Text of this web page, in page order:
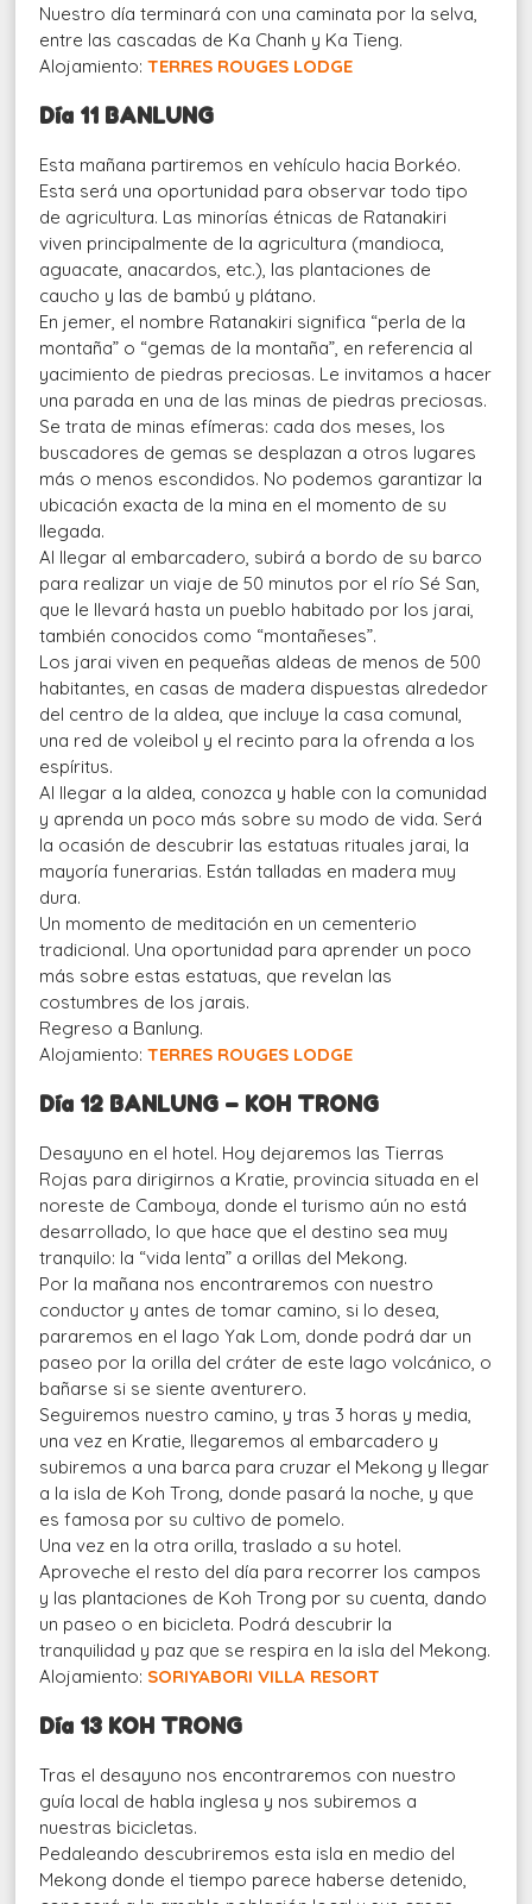
Nuestro día terminará con una caminata por la selva,
entre las cascadas de Ka Chanh y Ka Tieng.
Alojamiento: TERRES ROUGES LODGE
Día 11 BANLUNG
Esta mañana partiremos en vehículo hacia Borkéo.
Esta será una oportunidad para observar todo tipo
de agricultura. Las minorías étnicas de Ratanakiri
viven principalmente de la agricultura (mandioca,
aguacate, anacardos, etc.), las plantaciones de
caucho y las de bambú y plátano.
En jemer, el nombre Ratanakiri significa “perla de la
montaña” o “gemas de la montaña”, en referencia al
yacimiento de piedras preciosas. Le invitamos a hacer
una parada en una de las minas de piedras preciosas.
Se trata de minas efímeras: cada dos meses, los
buscadores de gemas se desplazan a otros lugares
más o menos escondidos. No podemos garantizar la
ubicación exacta de la mina en el momento de su
llegada.
Al llegar al embarcadero, subirá a bordo de su barco
para realizar un viaje de 50 minutos por el río Sé San,
que le llevará hasta un pueblo habitado por los jarai,
también conocidos como “montañeses”.
Los jarai viven en pequeñas aldeas de menos de 500
habitantes, en casas de madera dispuestas alrededor
del centro de la aldea, que incluye la casa comunal,
una red de voleibol y el recinto para la ofrenda a los
espíritus.
Al llegar a la aldea, conozca y hable con la comunidad
y aprenda un poco más sobre su modo de vida. Será
la ocasión de descubrir las estatuas rituales jarai, la
mayoría funerarias. Están talladas en madera muy
dura.
Un momento de meditación en un cementerio
tradicional. Una oportunidad para aprender un poco
más sobre estas estatuas, que revelan las
costumbres de los jarais.
Regreso a Banlung.
Alojamiento:TERRES ROUGES LODGE
Día 12 BANLUNG – KOH TRONG
Desayuno en el hotel. Hoy dejaremos las Tierras
Rojas para dirigirnos a Kratie, provincia situada en el
noreste de Camboya, donde el turismo aún no está
desarrollado, lo que hace que el destino sea muy
tranquilo: la “vida lenta” a orillas del Mekong.
Por la mañana nos encontraremos con nuestro
conductor y antes de tomar camino, si lo desea,
pararemos en el lago Yak Lom, donde podrá dar un
paseo por la orilla del cráter de este lago volcánico, o
bañarse si se siente aventurero.
Seguiremos nuestro camino, y tras 3 horas y media,
una vez en Kratie, llegaremos al embarcadero y
subiremos a una barca para cruzar el Mekong y llegar
a la isla de Koh Trong, donde pasará la noche, y que
es famosa por su cultivo de pomelo.
Una vez en la otra orilla, traslado a su hotel.
Aproveche el resto del día para recorrer los campos
y las plantaciones de Koh Trong por su cuenta, dando
un paseo o en bicicleta. Podrá descubrir la
tranquilidad y paz que se respira en la isla del Mekong.
Alojamiento: SORIYABORI VILLA RESORT
Día 13 KOH TRONG
Tras el desayuno nos encontraremos con nuestro
guía local de habla inglesa y nos subiremos a
nuestras bicicletas.
Pedaleando descubriremos esta isla en medio del
Mekong donde el tiempo parece haberse detenido,